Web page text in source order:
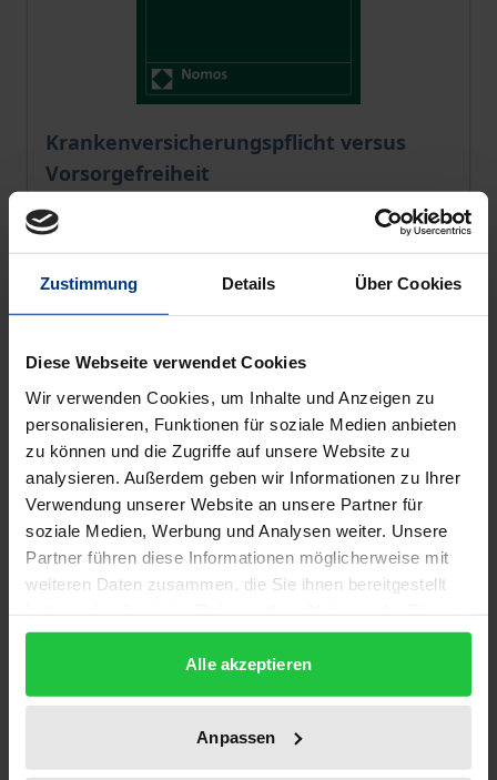
Zustimmung Details Über Cookies
Diese Webseite verwendet Cookies
Wir verwenden Cookies, um Inhalte und Anzeigen zu
personalisieren, Funktionen für soziale Medien anbieten
zu können und die Zugriffe auf unsere Website zu
analysieren. Außerdem geben wir Informationen zu Ihrer
Verwendung unserer Website an unsere Partner für
soziale Medien, Werbung und Analysen weiter. Unsere
Partner führen diese Informationen möglicherweise mit
weiteren Daten zusammen, die Sie ihnen bereitgestellt
gesammelt haben.
Alle akzeptieren
Anpassen
Krankenversicherungspflicht versus
Vorsorgefreiheit
The price depends on the options chosen on the
Nomos, 1. Edition 2020
€55.00
incl. VAT
Select options
Der Personalgewinnungszuschlag des